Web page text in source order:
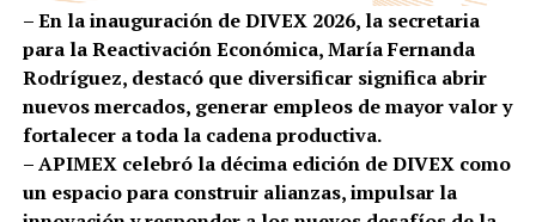
Por último, anunció “Próximamente se construirá el
puente peatonal Blvd. Morelos, como complemento al
puente vehicular recién terminado en la intersección
con Blvd. Téllez Cruces”.
La obra está considerada terminar entre 6 y 8 meses y
está a cargo de la empresa Noardiq S.A. de C.V.
– En la inauguración de DIVEX 2026, la secretaria
para la Reactivación Económica, María Fernanda
Rodríguez, destacó que diversificar significa abrir
nuevos mercados, generar empleos de mayor valor y
fortalecer a toda la cadena productiva.
– APIMEX celebró la décima edición de DIVEX como
un espacio para construir alianzas, impulsar la